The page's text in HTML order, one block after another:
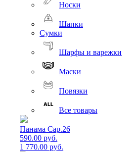
Носки
Шапки
Сумки
Шарфы и варежки
Маски
Повязки
Все товары
Панама Cap.26
590.00 руб.
1 770.00 руб.